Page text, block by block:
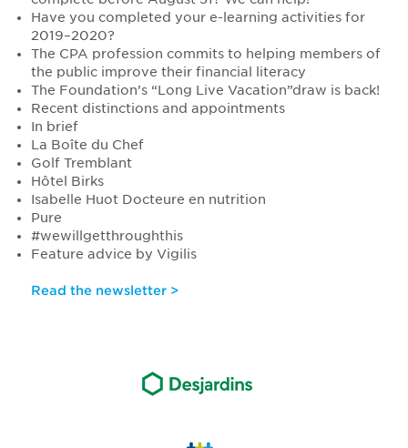
Have you completed your e-learning activities for
2019–2020?
The CPA profession commits to helping members of
the public improve their financial literacy
The Foundation’s “Long Live Vacation”draw is back!
Recent distinctions and appointments
In brief
La Boîte du Chef
Golf Tremblant
Hôtel Birks
Isabelle Huot Docteure en nutrition
Pure
#wewillgetthroughthis
Feature advice by Vigilis
Read the newsletter >